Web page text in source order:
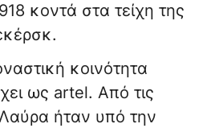
κοντά στα τείχη της
κοινότητα
ως artel. Από τις
ήταν υπό την